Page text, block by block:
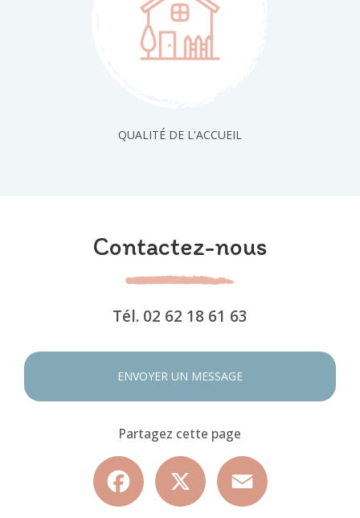
QUALITÉ DE L'ACCUEIL
Contactez-nous
Tél. 02 62 18 61 63
ENVOYER UN MESSAGE
Partagez cette page
Facebook